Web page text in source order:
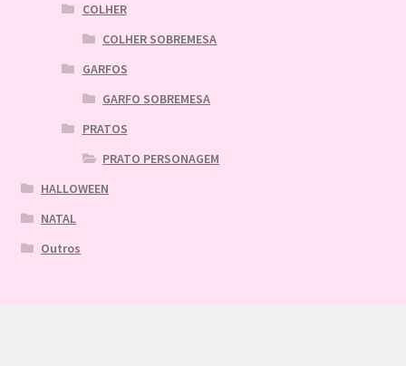
COLHER
COLHER SOBREMESA
GARFOS
GARFO SOBREMESA
PRATOS
PRATO PERSONAGEM
HALLOWEEN
NATAL
Outros